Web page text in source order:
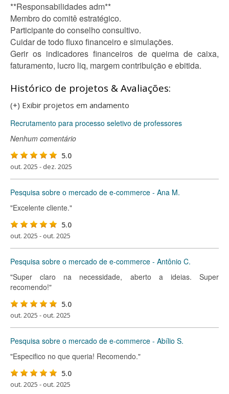
**Responsabilidades adm**
Membro do comitê estratégico.
Participante do conselho consultivo.
Cuidar de todo fluxo financeiro e simulações.
Gerir os indicadores financeiros de queima de caixa,
faturamento, lucro liq, margem contribuição e ebitida.
Histórico de projetos & Avaliações:
(+) Exibir projetos em andamento
Recrutamento para processo seletivo de professores
Nenhum comentário
5.0
out. 2025 - dez. 2025
Pesquisa sobre o mercado de e-commerce - Ana M.
"Excelente cliente."
5.0
out. 2025 - out. 2025
Pesquisa sobre o mercado de e-commerce - Antônio C.
"Super claro na necessidade, aberto a ideias. Super
recomendo!"
5.0
out. 2025 - out. 2025
Pesquisa sobre o mercado de e-commerce - Abílio S.
"Especifico no que queria! Recomendo."
5.0
out. 2025 - out. 2025